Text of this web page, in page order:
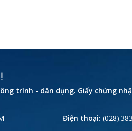
trình - dân dụng. Giấy chứng
Điện thoại: